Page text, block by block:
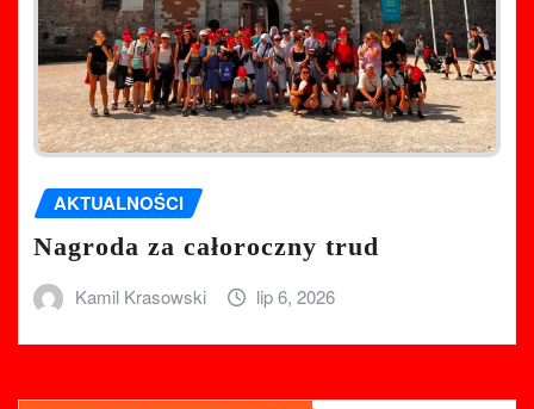
AKTUALNOŚCI
Nagroda za całoroczny trud
Kamil Krasowski lip 6, 2026